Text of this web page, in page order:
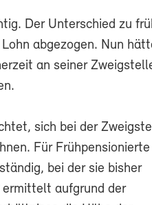
Der Unterschied zu
abgezogen. Nun
an seiner
sich bei der
Für Frühpensionierte
bei der sie bisher
ermittelt aufgrund der